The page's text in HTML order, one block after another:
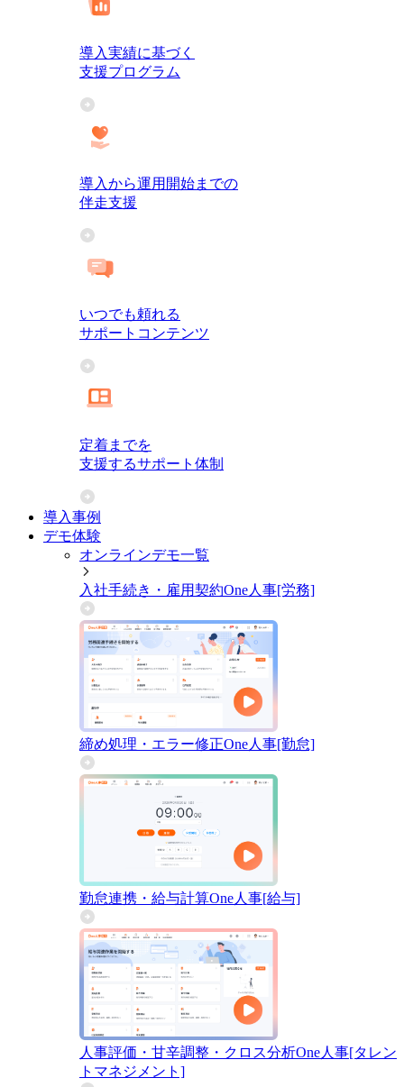
導入実績に基づく
支援プログラム
導入から運用開始までの
伴走支援
いつでも頼れる
サポートコンテンツ
定着までを
支援するサポート体制
導入事例
デモ体験
オンラインデモ一覧
入社手続き・雇用契約One人事[労務]
締め処理・エラー修正One人事[勤怠]
勤怠連携・給与計算One人事[給与]
人事評価・甘辛調整・クロス分析One人事[タレン
トマネジメント]